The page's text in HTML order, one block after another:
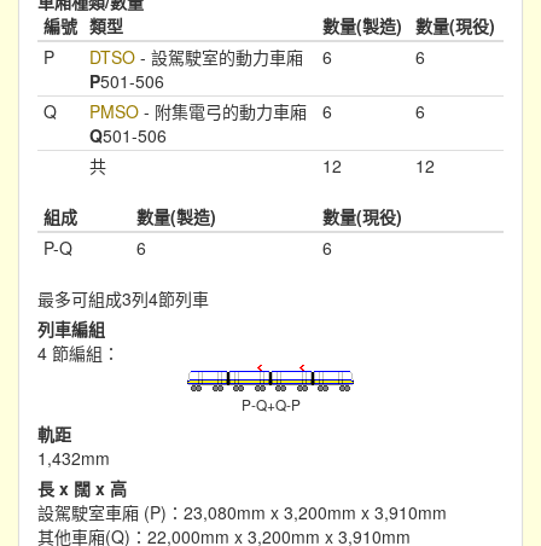
編號 類型 數量(製造) 數量(現役)
P
DTSO - 設駕駛室的動力車廂
P501-506
6 6
Q PMSO - 附集電弓的動力車廂
Q501-506
6 6
共 12 12
組成 數量(製造)
數量(現役)
P-Q
6 6
最多可組成3列4節列車
列車編組
4 節編組：
P-Q+Q-P
軌距
1,432mm
長 x 闊 x 高
設駕駛室車廂 (P)：23,080mm x 3,200mm x 3,910mm
其他車廂(Q)：22,000mm x 3,200mm x 3,910mm